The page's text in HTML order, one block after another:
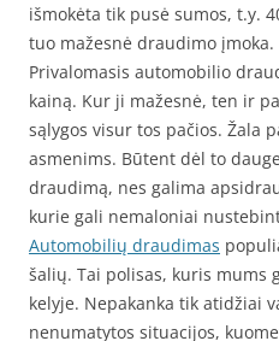
išmokėta tik pusė sumos, t.y.
tuo mažesnė draudimo įmoka.
Privalomasis automobilio
kainą. Kur ji mažesnė, ten ir
sąlygos visur tos pačios. Žala
asmenims. Būtent dėl to
draudimą, nes galima
kurie gali nemaloniai
Automobilių draudimas
šalių. Tai polisas, kuris mums
kelyje. Nepakanka tik atidžiai
nenumatytos situacijos,